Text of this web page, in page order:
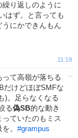
り返しのように
はず。と言っても
にかできんもん
11:19
て高嶺が落ちる
だけどほぼSMFな
)。足らなくなる
る偽SB的な動き
ていたのもミス
。 #grampus